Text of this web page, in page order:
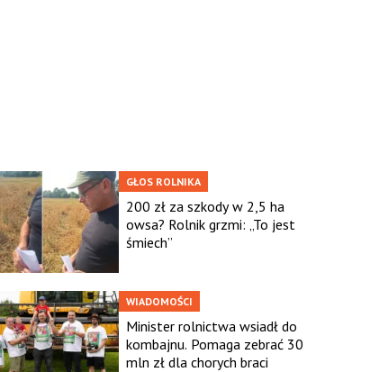
GŁOS ROLNIKA
200 zł za szkody w 2,5 ha
owsa? Rolnik grzmi: „To jest
śmiech”
WIADOMOŚCI
Minister rolnictwa wsiadł do
kombajnu. Pomaga zebrać 30
mln zł dla chorych braci